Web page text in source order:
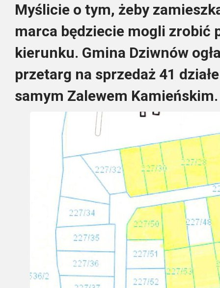
Myślicie o tym, żeby
marca będziecie mogli zrobić
kierunku. Gmina Dziwnów
przetarg na sprzedaż 41
samym Zalewem Kamieńskim.